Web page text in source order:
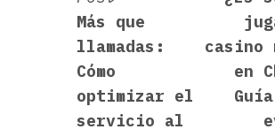
de
entradas
post:
Más que
llamadas:
Cómo
optimizar el
servicio al
casino
en